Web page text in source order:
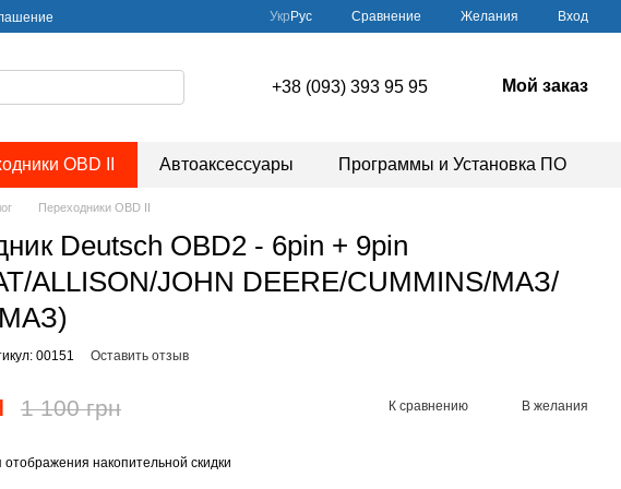
Укр Рус Сравнение Желания Вход
+38 (093) 393 95 95 Мой заказ
OBD II Автоаксессуары Программы и Установка ПО
Переходники OBD II
Deutsch OBD2 - 6pin + 9pin
ALLISON/JOHN DEERE/CUMMINS/МАЗ/
00151 Оставить отзыв
1 100 грн К сравнению В желания
отображения накопительной скидки